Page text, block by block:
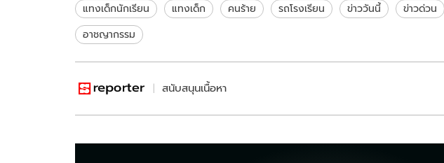
แทงเด็กนักเรียน แทงเด็ก คนร้าย รถโรงเรียน ข่าววันนี้ ข่าวด่วน
อาชญากรรม
สนับสนุนเนื้อหา